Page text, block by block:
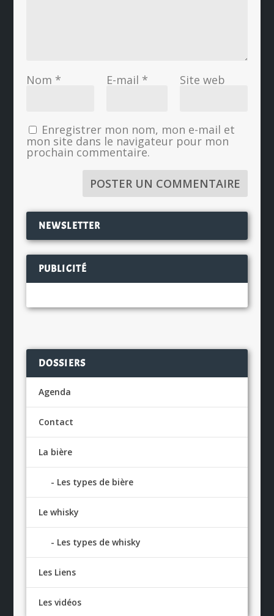
Nom * E-mail * Site web
Enregistrer mon nom, mon e-mail et
mon site dans le navigateur pour mon
prochain commentaire.
NEWSLETTER
PUBLICITÉ
DOSSIERS
Agenda
Contact
La bière
Les types de bière
Le whisky
Les types de whisky
Les Liens
Les vidéos